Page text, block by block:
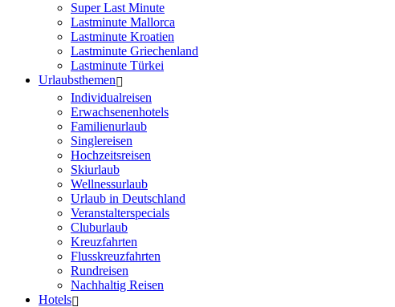
Super Last Minute
Lastminute Mallorca
Lastminute Kroatien
Lastminute Griechenland
Lastminute Türkei
Urlaubsthemen
Individualreisen
Erwachsenenhotels
Familienurlaub
Singlereisen
Hochzeitsreisen
Skiurlaub
Wellnessurlaub
Urlaub in Deutschland
Veranstalterspecials
Cluburlaub
Kreuzfahrten
Flusskreuzfahrten
Rundreisen
Nachhaltig Reisen
Hotels